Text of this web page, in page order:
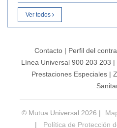
Ver todos
Contacto| Perfil del
Línea Universal 900 203 203 |
Prestaciones Especiales|
© Mutua Universal 2026 |
|
Política de Protección